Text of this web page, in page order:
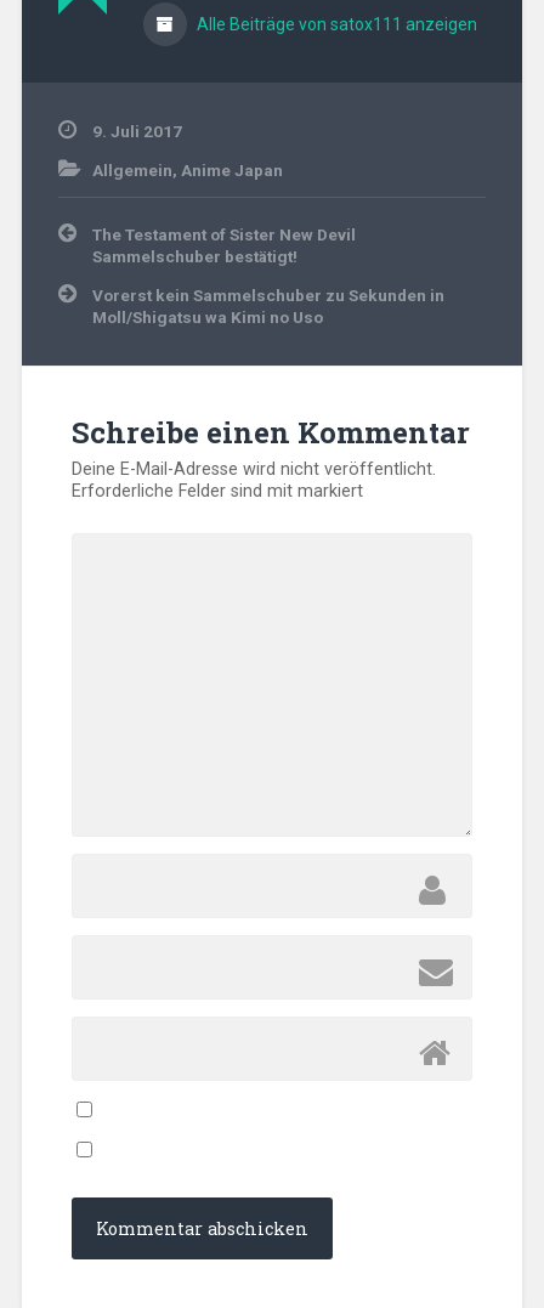
Alle Beiträge von satox111 anzeigen
9. Juli 2017
Allgemein, Anime Japan
Beitragsnavigation
The Testament of Sister New Devil
Sammelschuber bestätigt!
Vorerst kein Sammelschuber zu Sekunden in
Moll/Shigatsu wa Kimi no Uso
Schreibe einen Kommentar
Deine E-Mail-Adresse wird nicht veröffentlicht.
Erforderliche Felder sind mitmarkiert